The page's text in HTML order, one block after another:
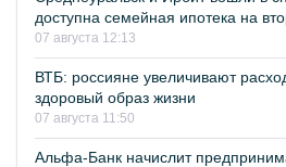
доступна семейная ипотека на
07 августа 12:13
ВТБ: россияне увеличивают
здоровый образ жизни
07 августа 11:50
Альфа-Банк начислит